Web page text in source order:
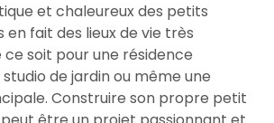
et chaleureux des petits
en fait des lieux de vie très
soit pour une résidence
de jardin ou même une
Construire son propre petit